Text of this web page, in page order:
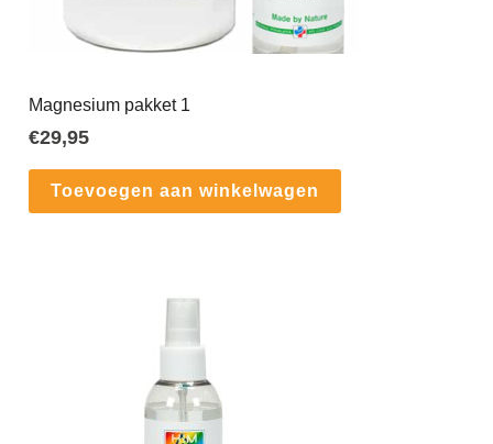
Magnesium pakket 1
€29,95
Toevoegen aan winkelwagen